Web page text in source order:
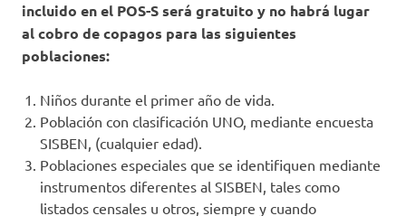
incluido en el POS-S será gratuito y no habrá lugar
al cobro de copagos para las siguientes
poblaciones:
Niños durante el primer año de vida.
Población con clasificación UNO, mediante encuesta
SISBEN, (cualquier edad).
Poblaciones especiales que se identifiquen mediante
instrumentos diferentes al SISBEN, tales como
listados censales u otros, siempre y cuando